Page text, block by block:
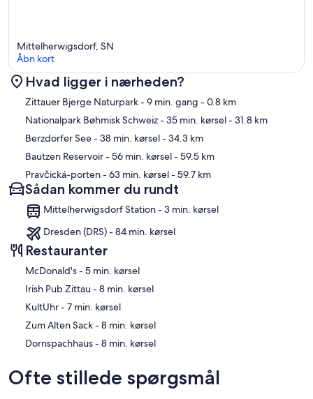
Kort
Mittelherwigsdorf, SN
Åbn kort
Hvad ligger i nærheden?
Zittauer Bjerge Naturpark- 9 min. gang - 0.8 km
Nationalpark Bøhmisk Schweiz- 35 min. kørsel- 31.8 km
Berzdorfer See- 38 min. kørsel- 34.3 km
Bautzen Reservoir- 56 min. kørsel- 59.5 km
Pravčická-porten- 63 min. kørsel- 59.7 km
Sådan kommer du rundt
Mittelherwigsdorf Station - 3 min. kørsel
Dresden (DRS) - 84 min. kørsel
Restauranter
‪McDonald's - ‬5 min. kørsel
‪Irish Pub Zittau - ‬8 min. kørsel
‪KultUhr - ‬7 min. kørsel
‪Zum Alten Sack - ‬8 min. kørsel
‪Dornspachhaus - ‬8 min. kørsel
Ofte stillede spørgsmål